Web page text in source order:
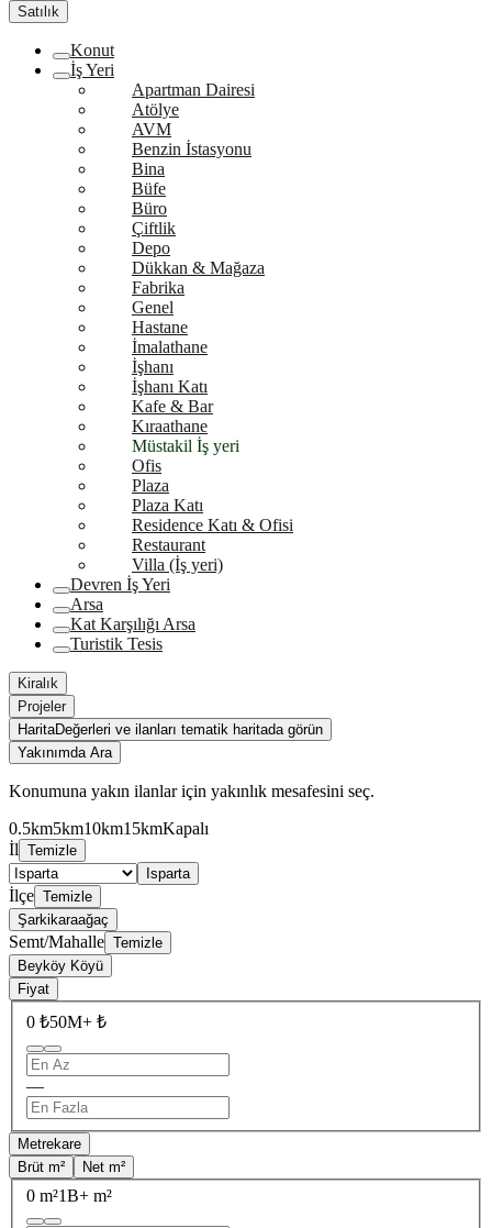
Satılık
Konut
İş Yeri
Apartman Dairesi
Atölye
AVM
Benzin İstasyonu
Bina
Büfe
Büro
Çiftlik
Depo
Dükkan & Mağaza
Fabrika
Genel
Hastane
İmalathane
İşhanı
İşhanı Katı
Kafe & Bar
Kıraathane
Müstakil İş yeri
Ofis
Plaza
Plaza Katı
Residence Katı & Ofisi
Restaurant
Villa (İş yeri)
Devren İş Yeri
Arsa
Kat Karşılığı Arsa
Turistik Tesis
Kiralık
Projeler
HaritaDeğerleri ve ilanları tematik haritada görün
Yakınımda Ara
Konumuna yakın ilanlar için yakınlık mesafesini seç.
0.5km5km10km15kmKapalı
İl Temizle
Isparta
İlçe Temizle
Şarkikaraağaç
Semt/Mahalle Temizle
Beyköy Köyü
Fiyat
0 ₺50M+ ₺
—
Metrekare
Brüt m²
Net m²
0 m²1B+ m²